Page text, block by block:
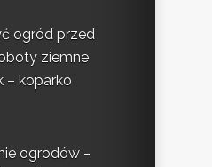
ogród przed
ziemne
– koparko
ogrodów –